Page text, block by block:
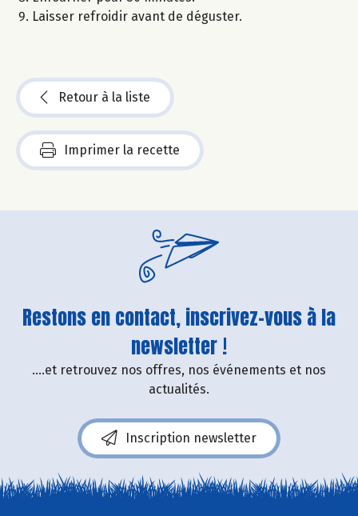
Laisser refroidir avant de déguster.
Retour à la liste
Imprimer la recette
Restons en contact, inscrivez-vous à la
newsletter !
....et retrouvez nos offres, nos événements et nos
actualités.
Inscription newsletter